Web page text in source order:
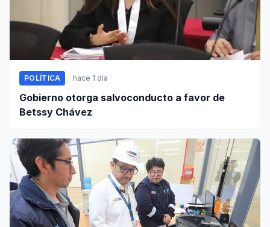
POLÍTICA hace 1 día
Gobierno otorga salvoconducto a favor de
Betssy Chávez